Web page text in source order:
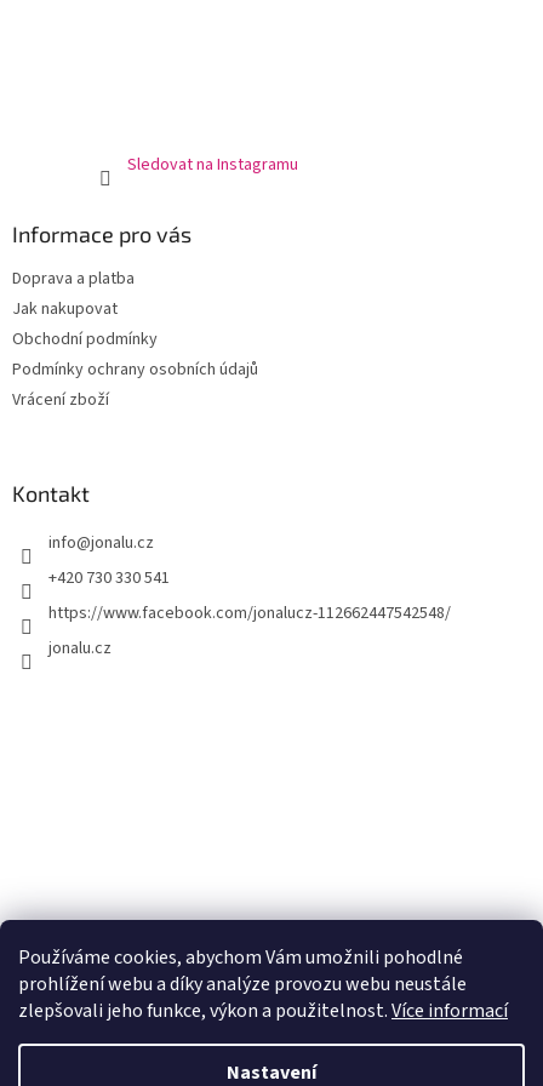
Používáme cookies, abychom Vám umožnili pohodlné
prohlížení webu a díky analýze provozu webu neustále
zlepšovali jeho funkce, výkon a použitelnost.Více informací
Nastavení
Sledovat na Instagramu
Informace pro vás
Doprava a platba
Jak nakupovat
Obchodní podmínky
Podmínky ochrany osobních údajů
Vrácení zboží
Kontakt
info@jonalu.cz
+420 730 330 541
https://www.facebook.com/jonalucz-112662447542548/
jonalu.cz
Vytvořil Shoptet